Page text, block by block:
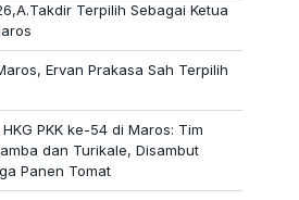
Terpilih Sebagai Ketua
Ervan Prakasa Sah Terpilih
PKK ke-54 di Maros: Tim
dan Turikale, Disambut
Panen Tomat